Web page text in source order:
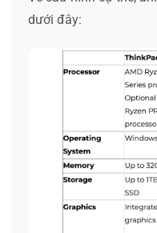
dưới đây: